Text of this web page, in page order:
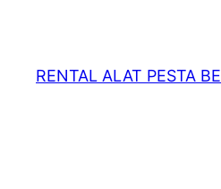
RENTAL ALAT PESTA